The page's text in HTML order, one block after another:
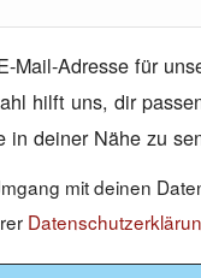
Mail-Adresse für
hilft uns, dir
in deiner Nähe zu
mit deinen